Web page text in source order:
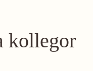
kollegor